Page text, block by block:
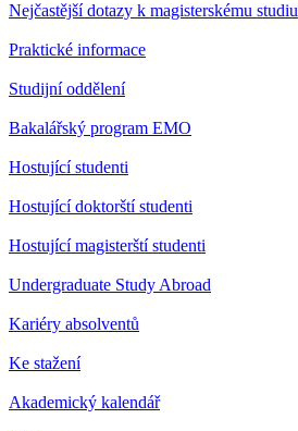
Nejčastější dotazy k magisterskému studiu
Praktické informace
Studijní oddělení
Bakalářský program EMO
Hostující studenti
Hostující doktorští studenti
Hostující magisterští studenti
Undergraduate Study Abroad
Kariéry absolventů
Ke stažení
Akademický kalendář